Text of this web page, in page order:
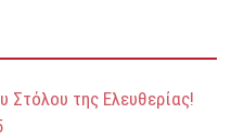
της Ελευθερίας!